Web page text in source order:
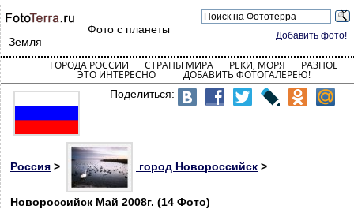
Добавить фото!
Фото с планеты
Земля
ГОРОДА РОССИИ СТРАНЫ МИРА РЕКИ, МОРЯ РАЗНОЕ
ЭТО ИНТЕРЕСНО ДОБАВИТЬ ФОТОГАЛЕРЕЮ!
Поделиться:
Россия > город Новороссийск >
Новороссийск Май 2008г. (14 Фото)